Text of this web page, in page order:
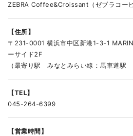
ZEBRA Coffee&Croissant（ゼブラコーヒ
住所
〒231-0001 横浜市中区新港1-3-1
ーサイド2F
（最寄り駅 みなとみらい線：馬車道駅
TEL
045-264-6399
営業時間